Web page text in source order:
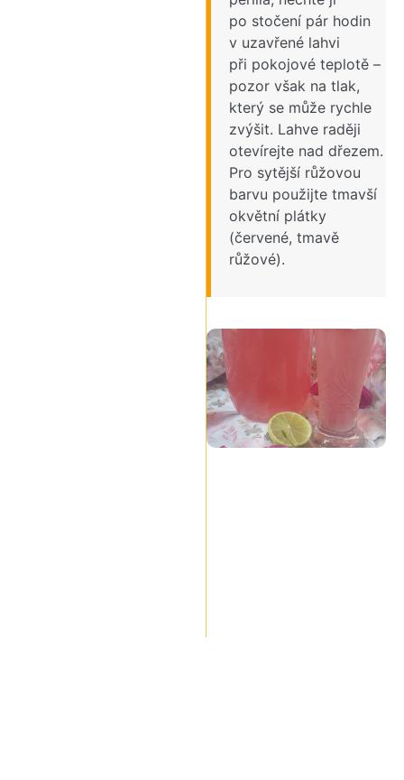
po stočení pár hodin
v uzavřené lahvi
při pokojové teplotě –
pozor však na tlak,
který se může rychle
zvýšit. Lahve raději
otevírejte nad dřezem.
Pro sytější růžovou
barvu použijte tmavší
okvětní plátky
(červené, tmavě
růžové).